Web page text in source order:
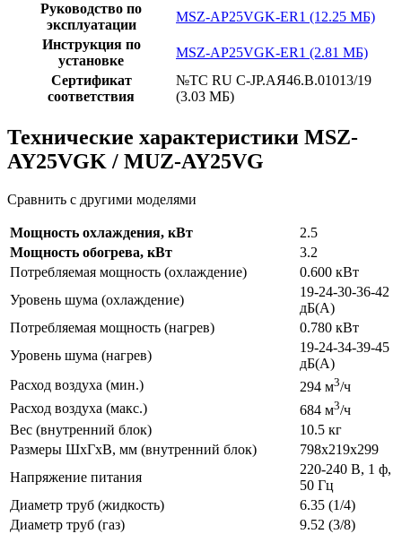
Руководство по
эксплуатации
MSZ-AP25VGK-ER1 (12.25 МБ)
Инструкция по
установке
MSZ-AP25VGK-ER1 (2.81 МБ)
Сертификат
соответствия
№TC RU C-JP.АЯ46.В.01013/19
(3.03 МБ)
Технические характеристики MSZ-
AY25VGK / MUZ-AY25VG
Сравнить с другими моделями
Мощность охлаждения, кВт
2.5
Мощность обогрева, кВт
3.2
Потребляемая мощность (охлаждение)
0.600 кВт
Уровень шума (охлаждение)
19-24-30-36-42
дБ(А)
Потребляемая мощность (нагрев)
0.780 кВт
Уровень шума (нагрев)
19-24-34-39-45
дБ(А)
Расход воздуха (мин.)
294 м3/ч
Расход воздуха (макс.)
684 м3/ч
Вес (внутренний блок)
10.5 кг
Размеры ШхГхВ, мм (внутренний блок)
798x219x299
Напряжение питания
220-240 В, 1 ф,
50 Гц
Диаметр труб (жидкость)
6.35 (1/4)
Диаметр труб (газ)
9.52 (3/8)